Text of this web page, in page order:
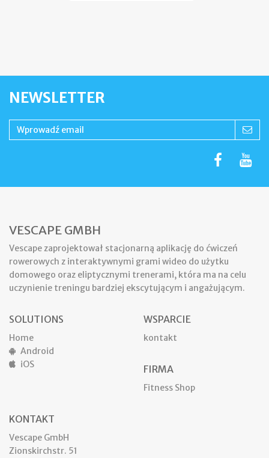
NEWSLETTER
VESCAPE GMBH
Vescape zaprojektował stacjonarną aplikację do ćwiczeń
rowerowych z interaktywnymi grami wideo do użytku
domowego oraz eliptycznymi trenerami, która ma na celu
uczynienie treningu bardziej ekscytującym i angażującym.
SOLUTIONS
Home
Android
iOS
WSPARCIE
kontakt
FIRMA
Fitness Shop
KONTAKT
Vescape GmbH
Zionskirchstr. 51